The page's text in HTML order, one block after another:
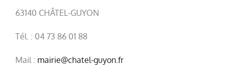
63140 CHÂTEL-GUYON
Tél. : 04 73 86 01 88
Mail : mairie@chatel-guyon.fr